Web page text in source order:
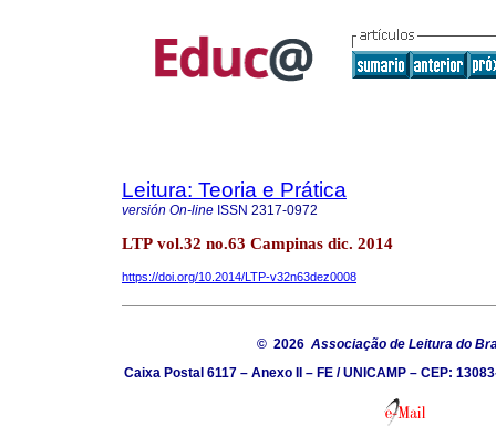
Leitura: Teoria e Prática
versión On-line ISSN 2317-0972
LTP vol.32 no.63 Campinas dic. 2014
https://doi.org/10.2014/LTP-v32n63dez0008
© 2026 Associação de Leitura do
Caixa Postal 6117 – Anexo II – FE / UNICAMP – CEP: